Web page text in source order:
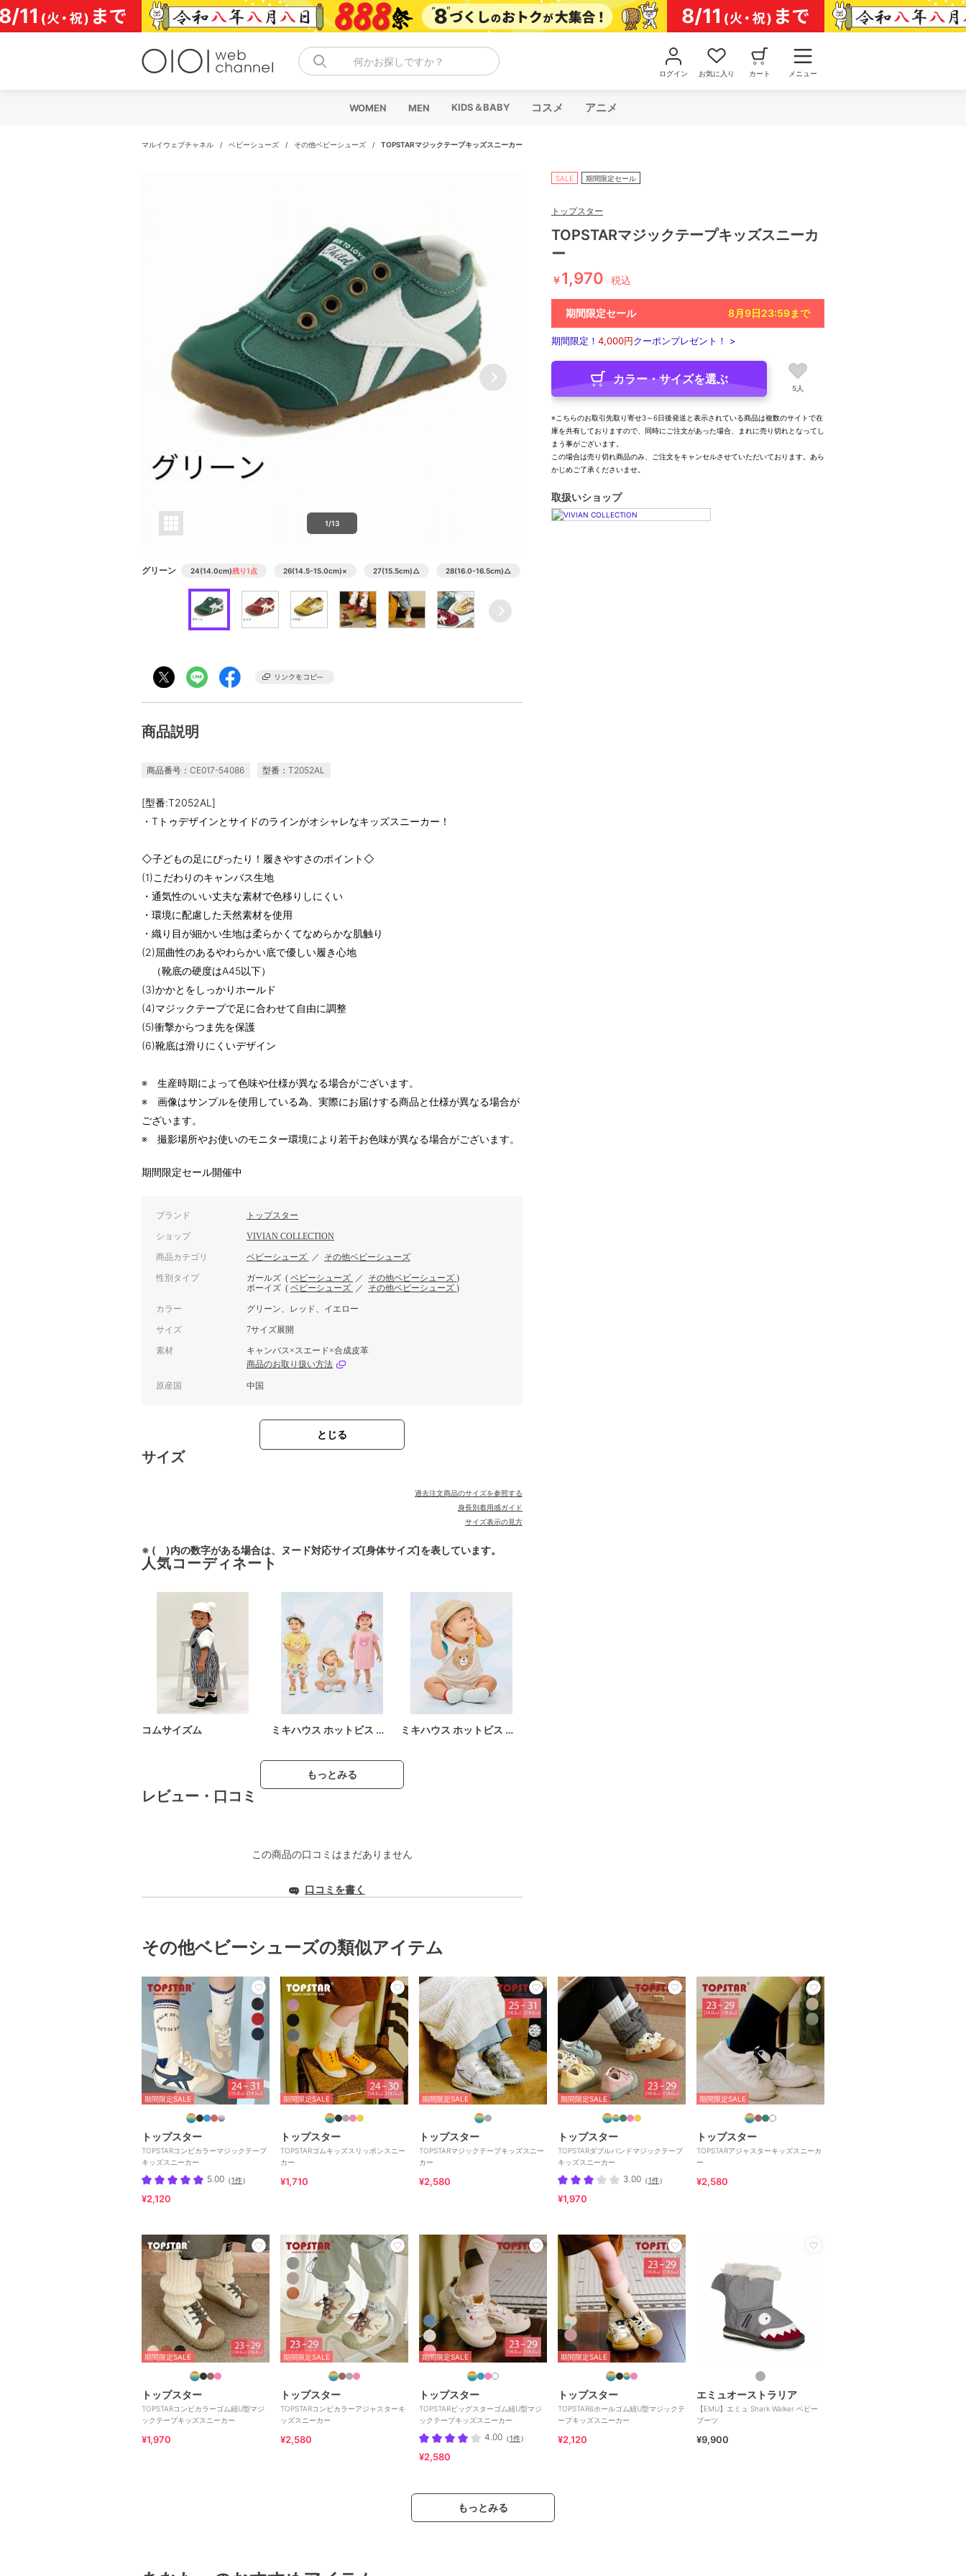
コ
ン
テ
何かお探しですか？
ログイン お気に入り カート メニュー
WOMEN MEN KIDS＆BABY コスメ アニメ
マルイウェブチャネル / ベビーシューズ / その他ベビーシューズ / TOPSTARマジックテープキッズスニーカー
1/13
グリーン 24(14.0cm)残り1点 26(14.5-15.0cm)× 27(15.5cm)△ 28(16.0-16.5cm)△
商品説明
商品番号：CE017-54086 型番：T2052AL
[型番:T2052AL]
・Tトゥデザインとサイドのラインがオシャレなキッズスニーカー！
◇子どもの足にぴったり！履きやすさのポイント◇
(1)こだわりのキャンバス生地
・通気性のいい丈夫な素材で色移りしにくい
・環境に配慮した天然素材を使用
・織り目が細かい生地は柔らかくてなめらかな肌触り
(2)屈曲性のあるやわらかい底で優しい履き心地
（靴底の硬度はA45以下）
(3)かかとをしっかりホールド
(4)マジックテープで足に合わせて自由に調整
(5)衝撃からつま先を保護
(6)靴底は滑りにくいデザイン
※ 生産時期によって色味や仕様が異なる場合がございます。
※ 画像はサンプルを使用している為、実際にお届けする商品と仕様が異なる場合が
ございます。
※ 撮影場所やお使いのモニター環境により若干お色味が異なる場合がございます。
期間限定セール開催中
ブランド トップスター
ショップ VIVIAN COLLECTION
商品カテゴリ ベビーシューズ ／ その他ベビーシューズ
性別タイプ ガールズ ( ベビーシューズ ／ その他ベビーシューズ )
ボーイズ ( ベビーシューズ ／ その他ベビーシューズ )
カラー グリーン、レッド、イエロー
サイズ 7サイズ展開
素材
キャンバス×スエード×合成皮革
商品のお取り扱い方法
原産国 中国
とじる
サイズ
過去注文商品のサイズを参照する
身長別着用感ガイド
サイズ表示の見方
※ ( )内の数字がある場合は、ヌード対応サイズ[身体サイズ]を表しています。
人気コーディネート
コムサイズム ミキハウス ホットビス … ミキハウス ホットビス …
もっとみる
レビュー・口コミ
この商品の口コミはまだありません
口コミを書く
SALE 期間限定セール
トップスター
TOPSTARマジックテープキッズスニーカ
ー
￥1,970 税込
期間限定セール 8月9日23:59まで
期間限定！ 4,000円クーポンプレゼント！ >
カラー・サイズを選ぶ
5人
※こちらのお取引先取り寄せ3～6日後発送と表示されている商品は複数のサイトで在
庫を共有しておりますので、同時にご注文があった場合、まれに売り切れとなってし
まう事がございます。
この場合は売り切れ商品のみ、ご注文をキャンセルさせていただいております。あら
かじめご了承くださいませ。
取扱いショップ
その他ベビーシューズの類似アイテム
期間限定SALE
トップスター
TOPSTARコンビカラーマジックテープ
キッズスニーカー
5.00 （1件）
¥2,120
期間限定SALE
トップスター
TOPSTARゴムキッズスリッポンスニー
カー
¥1,710
期間限定SALE
トップスター
TOPSTARマジックテープキッズスニー
カー
¥2,580
期間限定SALE
トップスター
TOPSTARダブルバンドマジックテープ
キッズスニーカー
3.00 （1件）
¥1,970
期間限定SALE
トップスター
TOPSTARアジャスターキッズスニーカ
ー
¥2,580
期間限定SALE
トップスター
TOPSTARコンビカラーゴム紐U型マジ
ックテープキッズスニーカー
¥1,970
期間限定SALE
トップスター
TOPSTARコンビカラーアジャスターキ
ッズスニーカー
¥2,580
期間限定SALE
トップスター
TOPSTARビッグスターゴム紐U型マジ
ックテープキッズスニーカー
4.00 （1件）
¥2,580
期間限定SALE
トップスター
TOPSTAR6ホールゴム紐U型マジックテ
ープキッズスニーカー
¥2,120
エミュオーストラリア
【EMU】エミュ Shark Walker ベビー
ブーツ
¥9,900
もっとみる